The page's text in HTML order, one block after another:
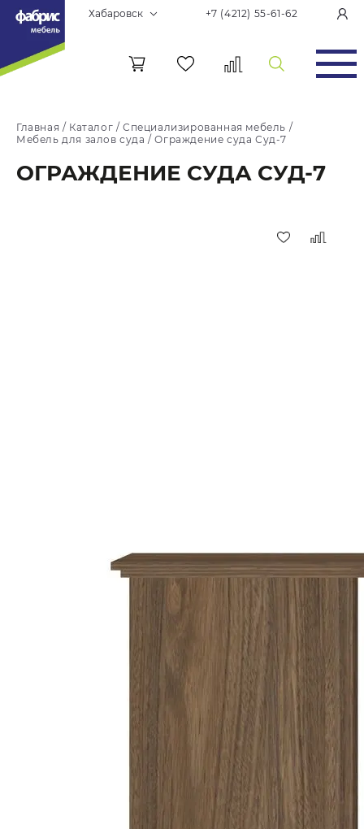
Хабаровск +7 (4212) 55-61-62
Главная / Каталог /Специализированная мебель /
Мебель для залов суда /Ограждение суда Суд-7
ОГРАЖДЕНИЕ СУДА СУД-7